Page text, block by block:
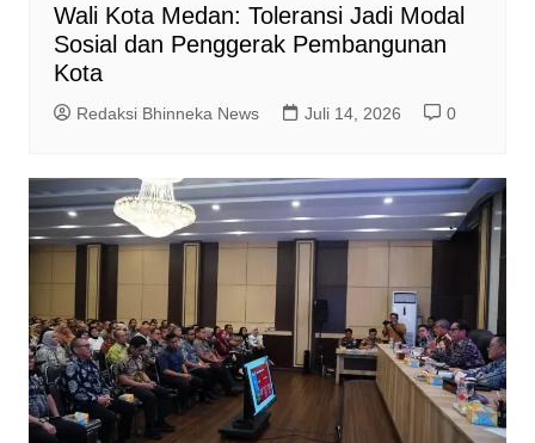
Wali Kota Medan: Toleransi Jadi Modal
Sosial dan Penggerak Pembangunan
Kota
Redaksi Bhinneka News Juli 14, 2026 0